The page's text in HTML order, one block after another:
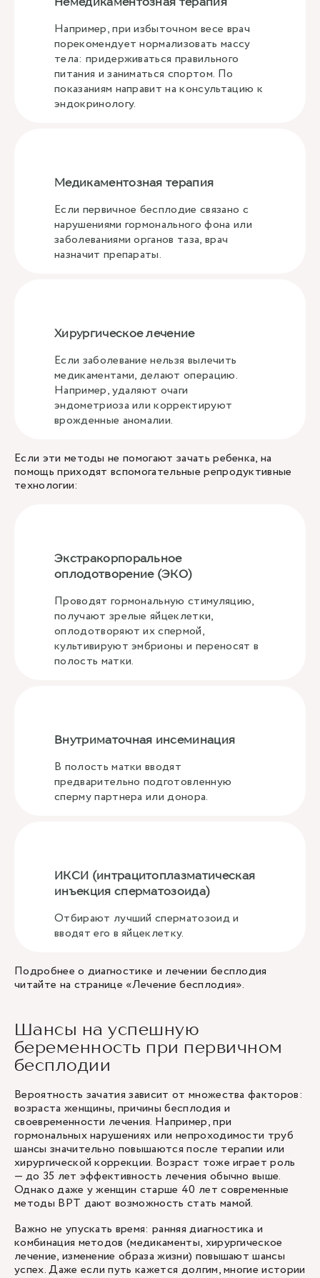
Например, при избыточном весе врач
порекомендует нормализовать массу
тела: придерживаться правильного
питания и заниматься спортом. По
показаниям направит на консультацию к
эндокринологу.
Медикаментозная терапия
Если первичное бесплодие связано с
нарушениями гормонального фона или
заболеваниями органов таза, врач
назначит препараты.
Хирургическое лечение
Если заболевание нельзя вылечить
медикаментами, делают операцию.
Например, удаляют очаги
эндометриоза или корректируют
врожденные аномалии.
Если эти методы не помогают зачать ребенка, на
помощь приходят вспомогательные репродуктивные
технологии:
Экстракорпоральное
оплодотворение (ЭКО)
Проводят гормональную стимуляцию,
получают зрелые яйцеклетки,
оплодотворяют их спермой,
культивируют эмбрионы и переносят в
полость матки.
Внутриматочная инсеминация
В полость матки вводят
предварительно подготовленную
сперму партнера или донора.
ИКСИ (интрацитоплазматическая
инъекция сперматозоида)
Отбирают лучший сперматозоид и
вводят его в яйцеклетку.
Подробнее о диагностике и лечении бесплодия
читайте на странице «Лечение бесплодия».
Шансы на успешную
беременность при первичном
бесплодии
Вероятность зачатия зависит от множества факторов:
возраста женщины, причины бесплодия и
своевременности лечения. Например, при
гормональных нарушениях или непроходимости труб
шансы значительно повышаются после терапии или
хирургической коррекции. Возраст тоже играет роль
— до 35 лет эффективность лечения обычно выше.
Однако даже у женщин старше 40 лет современные
методы ВРТ дают возможность стать мамой.
Важно не упускать время: ранняя диагностика и
комбинация методов (медикаменты, хирургическое
лечение, изменение образа жизни) повышают шансы
успех. Даже если путь кажется долгим, многие истории